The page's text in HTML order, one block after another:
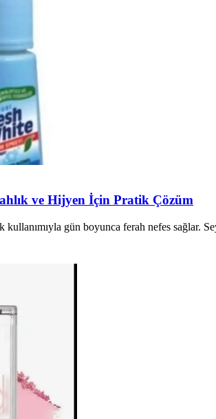
ve Hijyen İçin Pratik Çözüm
gün boyunca ferah nefes sağlar.